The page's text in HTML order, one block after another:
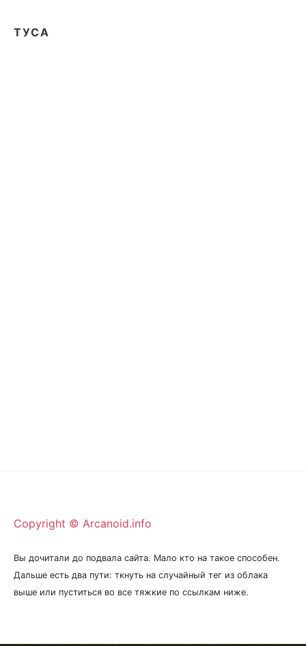
ТУСА
Copyright © Arcanoid.info
Вы дочитали до подвала сайта. Мало кто на такое способен.
Дальше есть два пути: ткнуть на случайный тег из облака
выше или пуститься во все тяжкие по ссылкам ниже.